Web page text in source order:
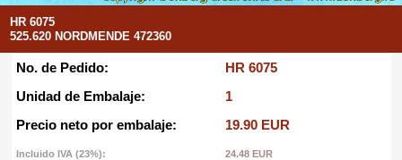
HR 6075
525.620 NORDMENDE 472360
No. de Pedido:
HR 6075
Unidad de Embalaje:
1
Precio neto por embalaje:
19.90 EUR
Incluido IVA (23%): 24.48 EUR